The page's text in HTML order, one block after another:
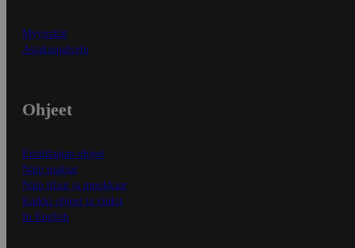
Myymälät
Asiakaspalvelu
Ohjeet
Ensitilaajan ohjeet
Näin maksat
Näin tilaat ja muokkaat
Kaikki ohjeet ja vinkit
In English